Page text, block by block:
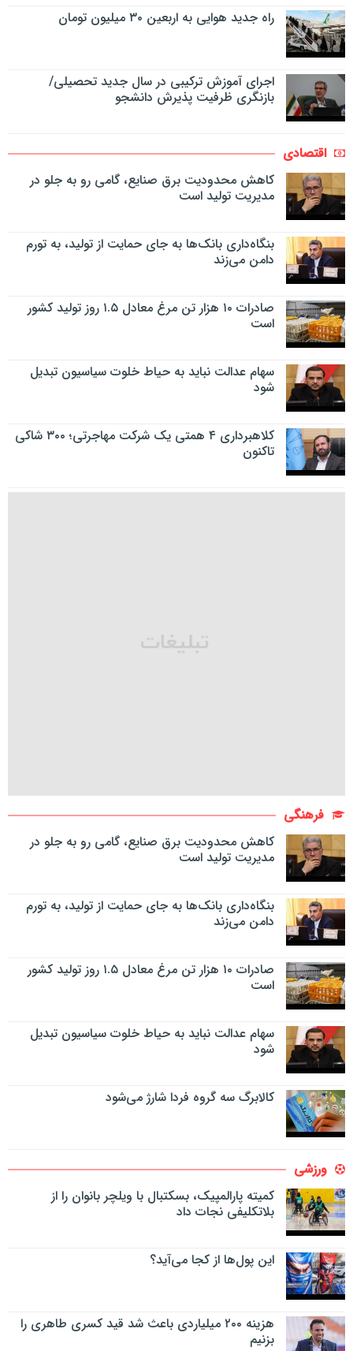
راه جدید هوایی به اربعین ۳۰ میلیون تومان
اجرای آموزش ترکیبی در سال جدید تحصیلی/
بازنگری ظرفیت پذیرش دانشجو
اقتصادی
کاهش محدودیت برق صنایع، گامی رو به جلو در
مدیریت تولید است
بنگاه‌داری بانک‌ها به جای حمایت از تولید، به تورم
دامن می‌زند
صادرات ۱۰ هزار تن مرغ معادل ۱.۵ روز تولید کشور
است
سهام عدالت نباید به حیاط خلوت سیاسیون تبدیل
شود
کلاهبرداری ۴ همتی یک شرکت مهاجرتی؛ ۳۰۰ شاکی
تاکنون
فرهنگی
کاهش محدودیت برق صنایع، گامی رو به جلو در
مدیریت تولید است
بنگاه‌داری بانک‌ها به جای حمایت از تولید، به تورم
دامن می‌زند
صادرات ۱۰ هزار تن مرغ معادل ۱.۵ روز تولید کشور
است
سهام عدالت نباید به حیاط خلوت سیاسیون تبدیل
شود
کالابرگ سه گروه فردا شارژ می‌شود
ورزشی
کمیته پارالمپیک، بسکتبال با ویلچر بانوان را از
بلاتکلیفی نجات داد
این پول‌ها از کجا می‌آید؟
هزینه ۲۰۰ میلیاردی باعث شد قید کسری طاهری را
بزنیم